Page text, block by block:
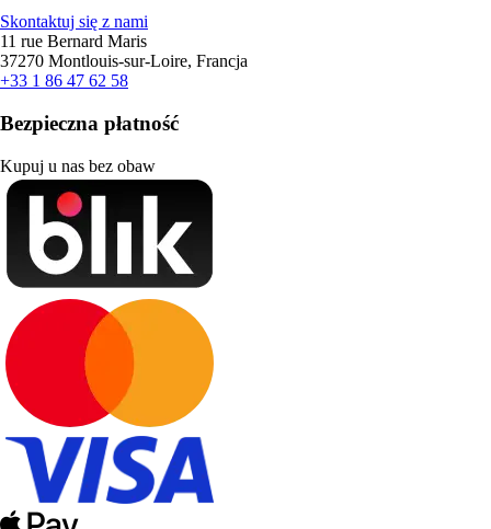
Skontaktuj się z nami
11 rue Bernard Maris
37270 Montlouis-sur-Loire, Francja
+33 1 86 47 62 58
Bezpieczna płatność
Kupuj u nas bez obaw